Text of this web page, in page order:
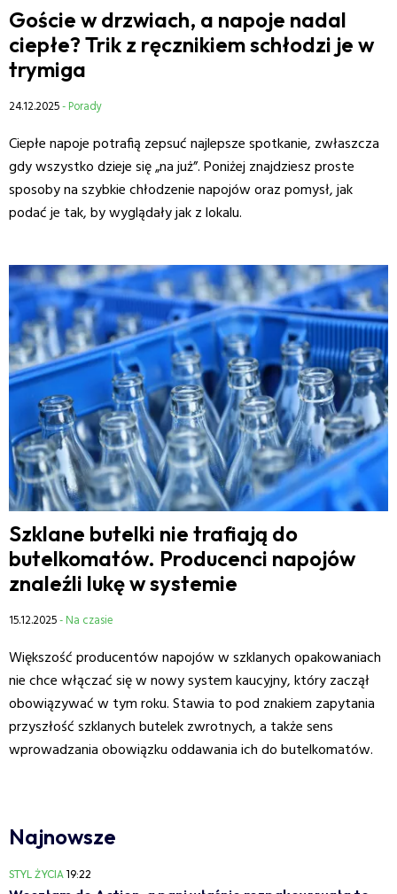
Goście w drzwiach, a napoje nadal
ciepłe? Trik z ręcznikiem schłodzi je w
trymiga
24.12.2025- Porady
Ciepłe napoje potrafią zepsuć najlepsze spotkanie, zwłaszcza
gdy wszystko dzieje się „na już”. Poniżej znajdziesz proste
sposoby na szybkie chłodzenie napojów oraz pomysł, jak
podać je tak, by wyglądały jak z lokalu.
Szklane butelki nie trafiają do
butelkomatów. Producenci napojów
znaleźli lukę w systemie
15.12.2025- Na czasie
Większość producentów napojów w szklanych opakowaniach
nie chce włączać się w nowy system kaucyjny, który zaczął
obowiązywać w tym roku. Stawia to pod znakiem zapytania
przyszłość szklanych butelek zwrotnych, a także sens
wprowadzania obowiązku oddawania ich do butelkomatów.
Najnowsze
STYL ŻYCIA 19:22